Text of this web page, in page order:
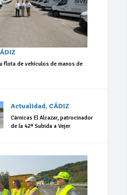
flota de vehículos de manos de
Actualidad, CÁDIZ
Cárnicas El Alcazar, patrocinador
de la 42ª Subida a Vejer